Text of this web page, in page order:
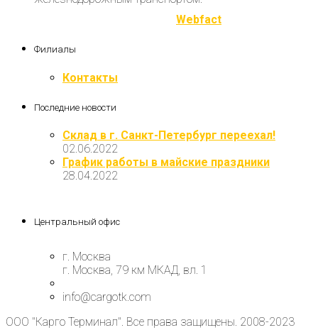
Webfact
Филиалы
Контакты
Последние новости
Склад в г. Санкт-Петербург переехал!
02.06.2022
График работы в майские праздники
28.04.2022
Центральный офис
г. Москва
г. Москва, 79 км МКАД, вл. 1
info@cargotk.com
ООО "Карго Терминал". Все права защищены. 2008-2023